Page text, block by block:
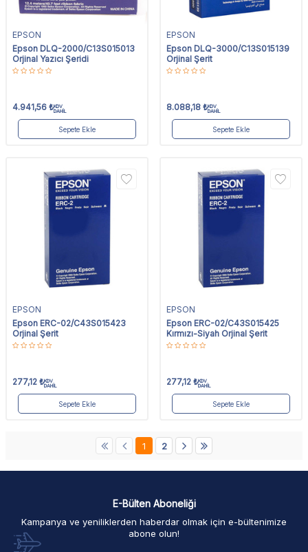
EPSON
Epson DLQ-2000/C13S015013
Orjinal Yazıcı Şeridi
4.941,56 ₺KDV
DAHİL
Sepete Ekle
EPSON
Epson DLQ-3000/C13S015139
Orjinal Şerit
8.088,18 ₺KDV
DAHİL
Sepete Ekle
EPSON
Epson ERC-02/C43S015423
Orjinal Şerit
277,12 ₺KDV
DAHİL
Sepete Ekle
EPSON
Epson ERC-02/C43S015425
Kırmızı-Siyah Orjinal Şerit
277,12 ₺KDV
DAHİL
Sepete Ekle
1 2
E-Bülten Aboneliği
Kampanya ve yeniliklerden haberdar olmak için e-bültenimize
abone olun!